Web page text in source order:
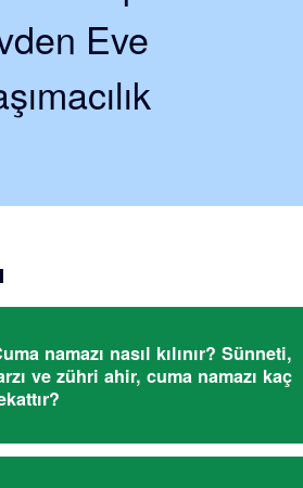
Eve
namazı nasıl kılınır? Sünneti,
ve zühri ahir, cuma namazı kaç